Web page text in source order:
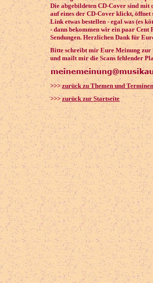
Die abgebildeten CD-Cover sind mit
auf eines der CD-Cover klickt,
Link etwas bestellen - egal was (es
- dann bekommen wir ein paar Cent
Sendungen. Herzlichen Dank für
Bitte schreibt mir Eure Meinung zur
und mailt mir die Scans fehlender
>>>zurück zu Themen und Terminen
>>>zurück zur Startseite